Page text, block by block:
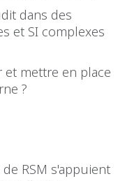
dans des
et SI complexes
mettre en place
?
RSM s'appuient